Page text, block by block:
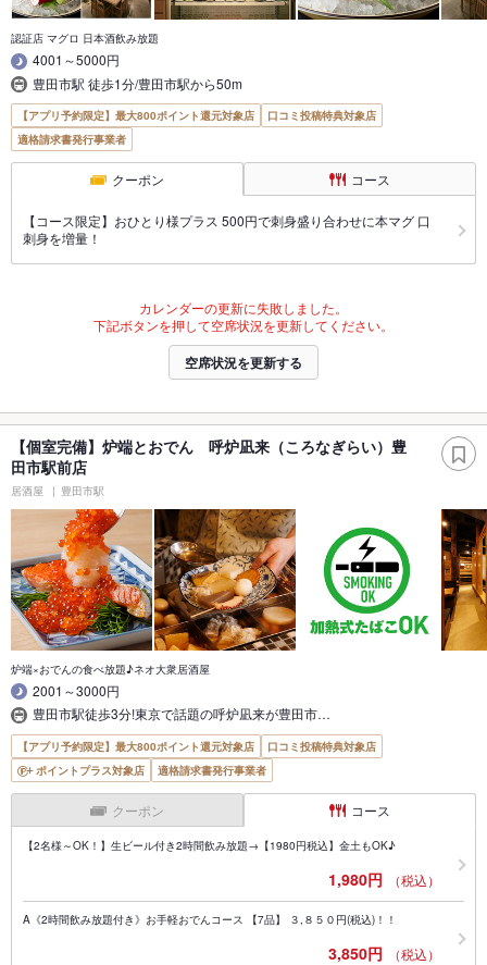
認証店 マグロ 日本酒飲み放題
4001～5000円
豊田市駅 徒歩1分/豊田市駅から50m
【アプリ予約限定】最大800ポイント還元対象店
口コミ投稿特典対象店
適格請求書発行事業者
クーポン コース
【コース限定】おひとり様プラス 500円で刺身盛り合わせに本マグ 口
刺身を増量！
カレンダーの更新に失敗しました。
下記ボタンを押して空席状況を更新してください。
空席状況を更新する
【個室完備】炉端とおでん 呼炉凪来（ころなぎらい）豊
田市駅前店
居酒屋 豊田市駅
炉端×おでんの食べ放題♪ネオ大衆居酒屋
2001～3000円
豊田市駅徒歩3分!東京で話題の呼炉凪来が豊田市…
【アプリ予約限定】最大800ポイント還元対象店
口コミ投稿特典対象店
ポイントプラス対象店
適格請求書発行事業者
クーポン コース
【2名様～OK！】生ビール付き2時間飲み放題→【1980円税込】金土もOK♪
1,980円 （税込）
A《2時間飲み放題付き》お手軽おでんコース 【7品】 ３,８５０円(税込)！！
3,850円 （税込）